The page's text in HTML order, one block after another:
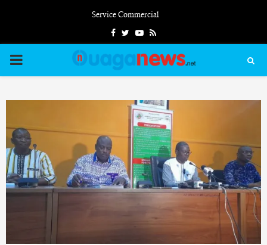
Service Commercial
FacebookTwitterYoutube
Rss
PRIMARY